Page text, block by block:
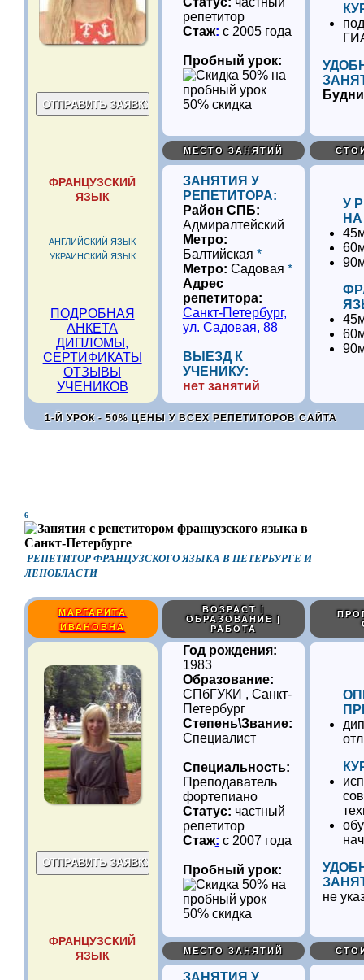
ФРАНЦУЗСКИЙ
ЯЗЫК
АНГЛИЙСКИЙ ЯЗЫК
УКРАИНСКИЙ ЯЗЫК
ПОДРОБНАЯ
АНКЕТА
ДИПЛОМЫ,
СЕРТИФИКАТЫ
ОТЗЫВЫ
УЧЕНИКОВ
репетитор
Стаж: с 2005 года
Пробный урок:
50% скидка
Будни
МЕСТО ЗАНЯТИЙ
ЗАНЯТИЯ У
РЕПЕТИТОРА:
Район СПБ:
Адмиралтейский
Метро:
Балтийская *
Метро: Садовая *
Адрес
репетитора:
Санкт-Петербург,
ул. Садовая, 88
ВЫЕЗД К
УЧЕНИКУ:
нет занятий
У
1-Й УРОК - 50% ЦЕНЫ У ВСЕХ РЕПЕТИТОРОВ САЙТА
6
РЕПЕТИТОР ФРАНЦУЗСКОГО ЯЗЫКА В ПЕТЕРБУРГЕ И
ЛЕНОБЛАСТИ
МАРГАРИТА
ИВАНОВНА
ВОЗРАСТ |
ОБРАЗОВАНИЕ |
РАБОТА
ФРАНЦУЗСКИЙ
ЯЗЫК
Год рождения:
1983
Образование:
СПбГУКИ , Санкт-
Петербург
Степень\Звание:
Специалист
Специальность:
Преподаватель
фортепиано
Статус: частный
репетитор
Стаж: с 2007 года
Пробный урок:
50% скидка
не
МЕСТО ЗАНЯТИЙ
ЗАНЯТИЯ У